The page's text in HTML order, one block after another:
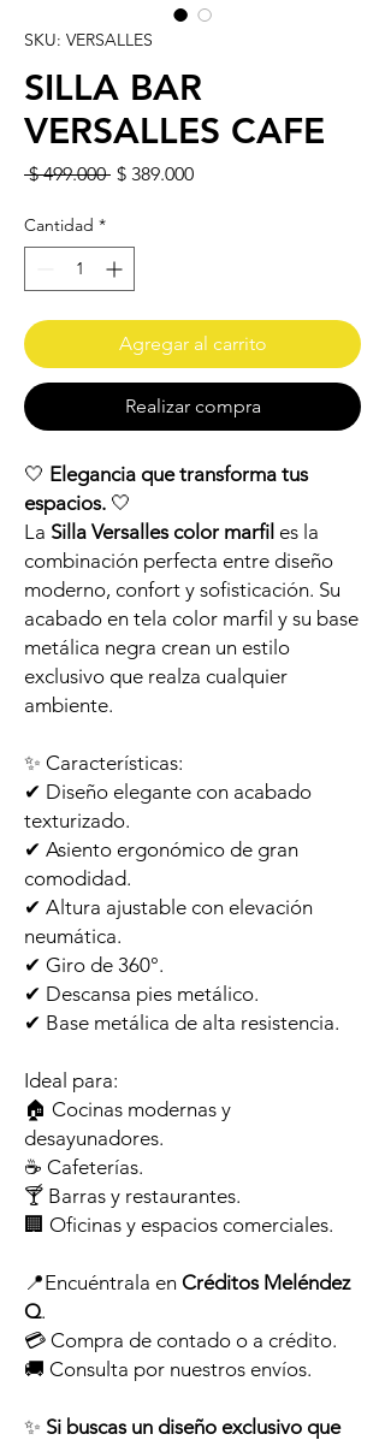
SKU: VERSALLES
SILLA BAR
VERSALLES CAFE
$ 499.000 Precio
$ 389.000Precio de oferta
Cantidad *
Agregar al carrito
Realizar compra
🤍 Elegancia que transforma tus
espacios. 🤍
La Silla Versalles color marfil es la
combinación perfecta entre diseño
moderno, confort y sofisticación. Su
acabado en tela color marfil y su base
metálica negra crean un estilo
exclusivo que realza cualquier
ambiente.
✨ Características:
✔ Diseño elegante con acabado
texturizado.
✔ Asiento ergonómico de gran
comodidad.
✔ Altura ajustable con elevación
neumática.
✔ Giro de 360°.
✔ Descansa pies metálico.
✔ Base metálica de alta resistencia.
Ideal para:
🏠 Cocinas modernas y
desayunadores.
☕ Cafeterías.
🍸 Barras y restaurantes.
🏢 Oficinas y espacios comerciales.
📍Encuéntrala en Créditos Meléndez
Q.
💳 Compra de contado o a crédito.
🚚 Consulta por nuestros envíos.
✨ Si buscas un diseño exclusivo que